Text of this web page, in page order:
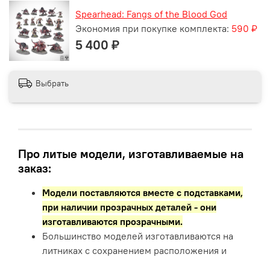
Выбрать
Spearhead: Fangs of the Blood God
Экономия при покупке комплекта: 590 ₽
5 400 ₽
Про литые модели, изготавливаемые на
заказ:
Модели поставляются вместе с подставками,
при наличии прозрачных деталей - они
изготавливаются прозрачными.
Большинство моделей изготавливаются на
литниках с сохранением расположения и